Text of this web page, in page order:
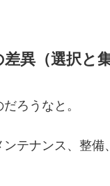
異（選択と集
ろうなと。
テナンス、整